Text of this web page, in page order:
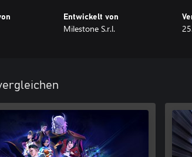
Wechsle zwischen Boost, Strike und Schild,
und gut platzierte Treffer, um
für jede Herausforderung bereit sein, und der
den verschiedenen Spielmodi findest du
wichtig ist wie das Ausschalten deiner
so lange wie möglich im Overdrive zu bleiben.
dir im Weg steht, auch online und im
Entwickelt von
Milestone S.r.l.